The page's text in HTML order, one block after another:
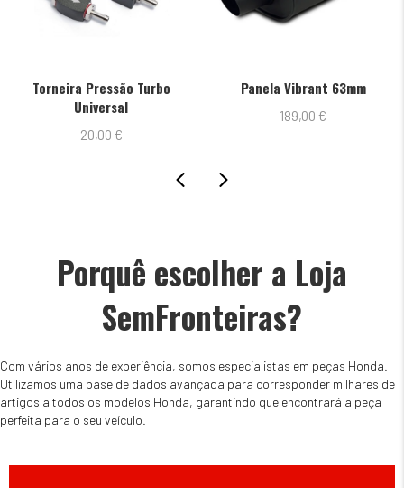
Pressão Turbo
Panela Vibrant 63mm
Porquê escolher a Loja
SemFronteiras?
Com vários anos de experiência, somos especialistas em peças Honda.
Utilizamos uma base de dados avançada para corresponder milhares de
artigos a todos os modelos Honda, garantindo que encontrará a peça
perfeita para o seu veículo.